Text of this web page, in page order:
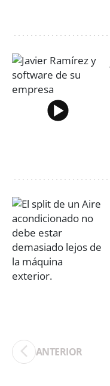
ANTERIOR